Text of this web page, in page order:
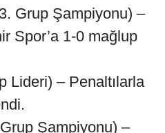
Grup Şampiyonu) –
Spor’a 1-0 mağlup
Lideri) – Penaltılarla
Şampiyonu) –